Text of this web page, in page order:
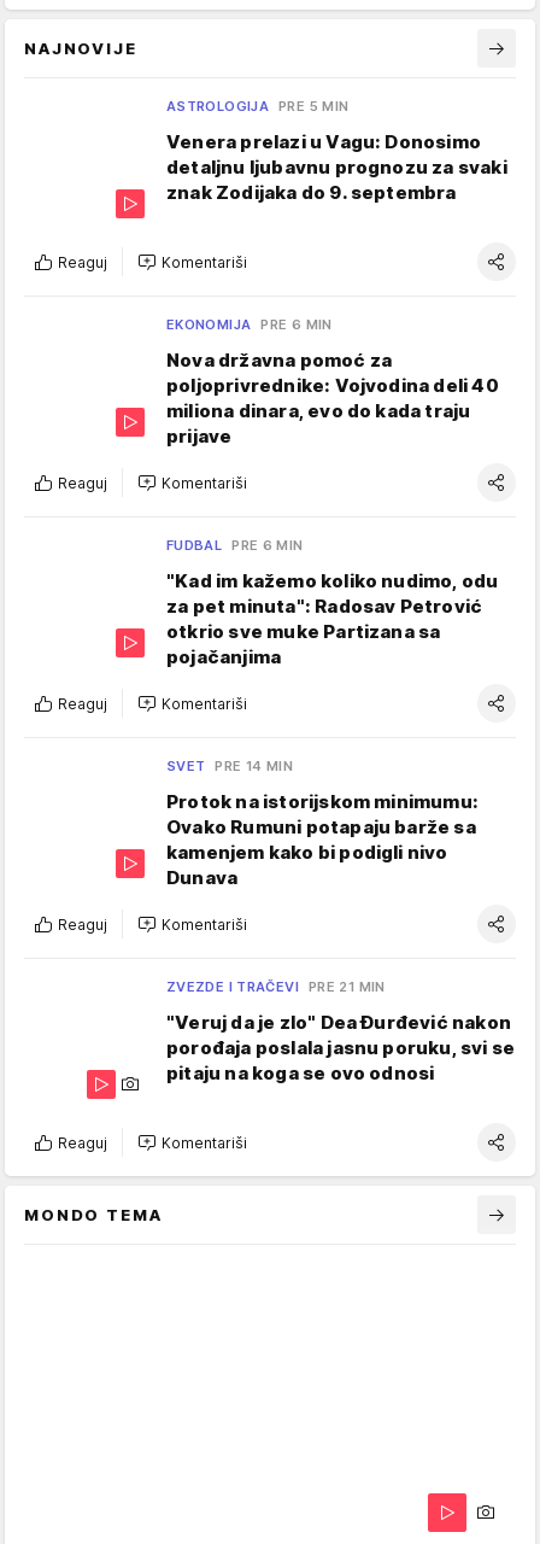
NAJNOVIJE
ASTROLOGIJA PRE 5 MIN
Venera prelazi u Vagu: Donosimo
detaljnu ljubavnu prognozu za svaki
znak Zodijaka do 9. septembra
Reaguj Komentariši
EKONOMIJA PRE 6 MIN
Nova državna pomoć za
poljoprivrednike: Vojvodina deli 40
miliona dinara, evo do kada traju
prijave
Reaguj Komentariši
FUDBAL PRE 6 MIN
"Kad im kažemo koliko nudimo, odu
za pet minuta": Radosav Petrović
otkrio sve muke Partizana sa
pojačanjima
Reaguj Komentariši
SVET PRE 14 MIN
Protok na istorijskom minimumu:
Ovako Rumuni potapaju barže sa
kamenjem kako bi podigli nivo
Dunava
Reaguj Komentariši
ZVEZDE I TRAČEVI PRE 21 MIN
"Veruj da je zlo" Dea Đurđević nakon
porođaja poslala jasnu poruku, svi se
pitaju na koga se ovo odnosi
Reaguj Komentariši
MONDO TEMA